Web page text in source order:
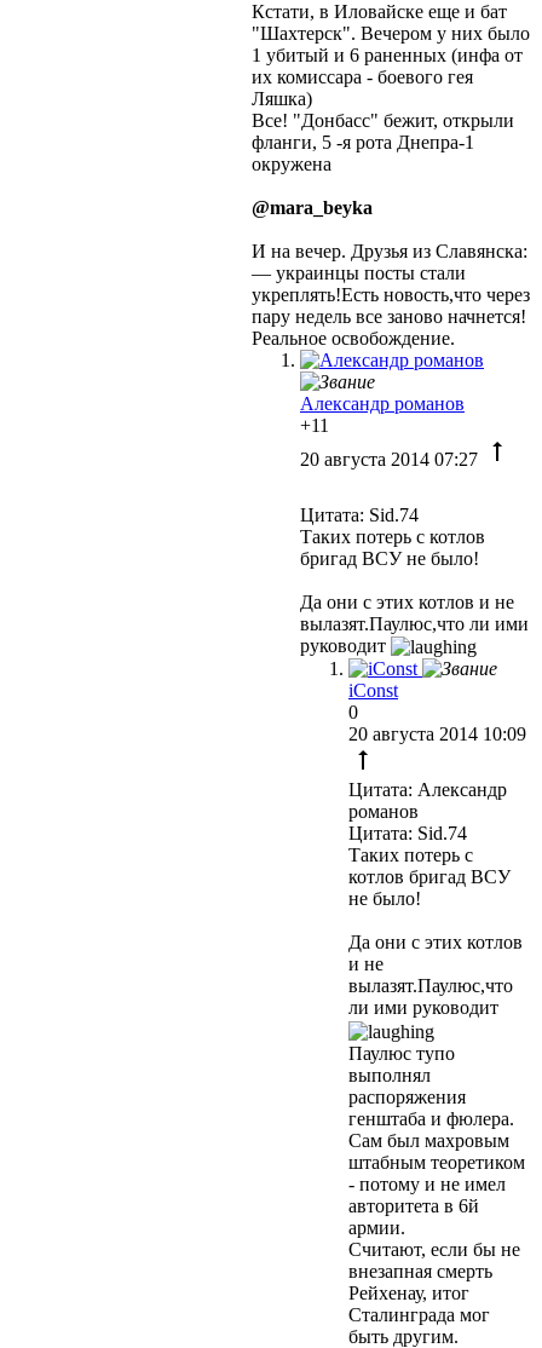
Кстати, в Иловайске еще и бат
"Шахтерск". Вечером у них было
1 убитый и 6 раненных (инфа от
их комиссара - боевого гея
Ляшка)
Все! "Донбасс" бежит, открыли
фланги, 5 -я рота Днепра-1
окружена
@mara_beyka
И на вечер. Друзья из Славянска:
— украинцы посты стали
укреплять!Есть новость,что через
пару недель все заново начнется!
Реальное освобождение.
Александр романов
+11
20 августа 2014 07:27
Цитата: Sid.74
Таких потерь с котлов
бригад ВСУ не было!
Да они с этих котлов и не
вылазят.Паулюс,что ли ими
руководит
iConst
0
20 августа 2014 10:09
Цитата: Александр
романов
Цитата: Sid.74
Таких потерь с
котлов бригад ВСУ
не было!
Да они с этих котлов
и не
вылазят.Паулюс,что
ли ими руководит
Паулюс тупо
выполнял
распоряжения
генштаба и фюлера.
Сам был махровым
штабным теоретиком
- потому и не имел
авторитета в 6й
армии.
Считают, если бы не
внезапная смерть
Рейхенау, итог
Сталинграда мог
быть другим.